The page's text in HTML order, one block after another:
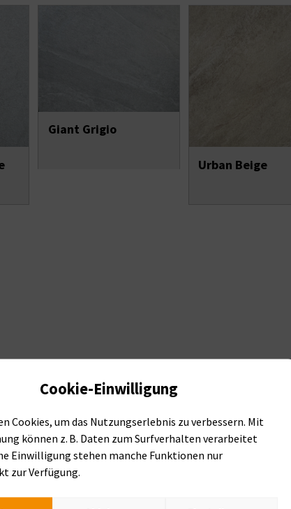
Cookie-Einwilligung
Cookies, um das Nutzungserlebnis zu verbessern. Mit
können z. B. Daten zum Surfverhalten verarbeitet
Einwilligung stehen manche Funktionen nur
zur Verfügung.
Giant Grigio
Urban Beige
Produkten erfahren